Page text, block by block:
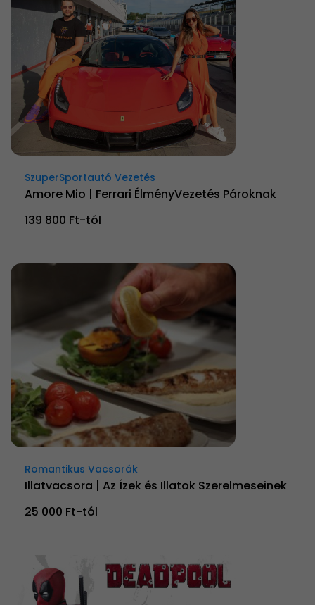
SzuperSportautó Vezetés
Amore Mio | Ferrari ÉlményVezetés Pároknak
139 800 Ft-tól
Romantikus Vacsorák
Illatvacsora | Az Ízek és Illatok Szerelmeseinek
25 000 Ft-tól